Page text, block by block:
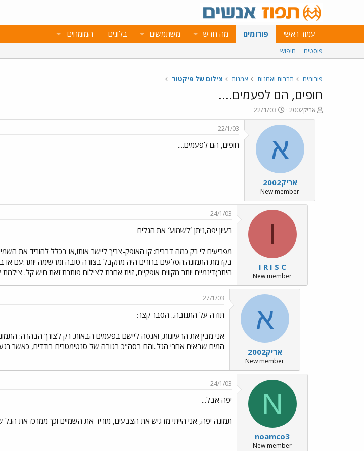
עמוד ראשי פורומים מה חדש משתמשים בלוגים המומחים
פוסטים חיפוש
פורומים תרבות ואמנות אמנות צילום של פיקטור
חופים, הם לפעמים....
פ
ו
אריק2002
פ
ו
ר
ם
ב
א
ר
י
ך
22/1/03
א
אריק2002
New member
22/1/03
חופים, הם לפעמים....
I
I R I S C
New member
24/1/03
רעיון יפה,ניתן ´לשמוע´ את הגלים
מפריעים לי רק כמה דברים: קו האופק-צריך ליישר אותו,או בכלל להוריד את
בקדמת התמונה:הסלעים ברורים היה מתקבל בצורה טובה ומרשימה יותר:עם או בלי
היתר)דינמיים יותר מקווים אופקיים, זוית אחרת לצילום פותרת זאת חיש קל. צילמת
א
אריק2002
New member
27/1/03
תודה על התגובה.. הסבר קצר:
אני מבין את הרעיונות, ואנסה ליישם בפעמים הבאות. רק לצורך הבהרה:
המים שבאים אחרי הגל..והם בסה"כ בגובה של סנטימטרים בודדים, כאשר
N
noamco3
New member
24/1/03
יפה אבל...
תמונה יפה, אני הייתי מדגיש את הצבעים, מוריד את השמיים וכך ממרכז את